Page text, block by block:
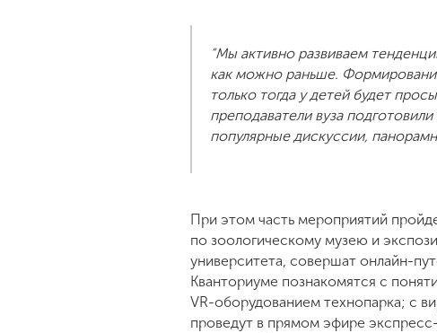
“Мы активно развиваем
как можно раньше.
только тогда у детей будет
преподаватели вуза
популярные дискуссии,
При этом часть мероприятий
по зоологическому музею и
университета, совершат онлайн-
Кванториуме познакомятся с
VR-оборудованием технопарка; с
проведут в прямом эфире